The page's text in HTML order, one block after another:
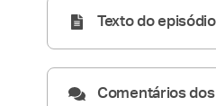
Texto do episódio
Comentários